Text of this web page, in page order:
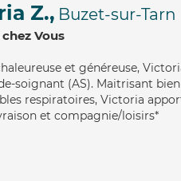
Z., Buzet-sur-Tarn
Vous
et généreuse,
soignant (AS). Maitrisant
respiratoires, Victoria
et compagnie/loisirs*